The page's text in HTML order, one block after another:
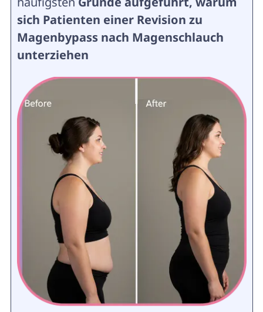
sich Patienten einer Revision zu
Magenbypass nach Magenschlauch
unterziehen